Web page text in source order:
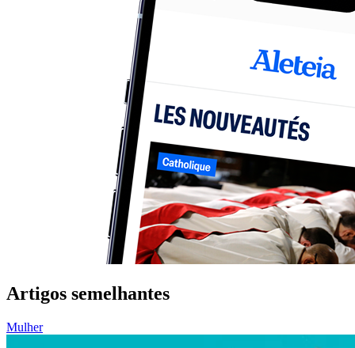
Artigos semelhantes
Mulher